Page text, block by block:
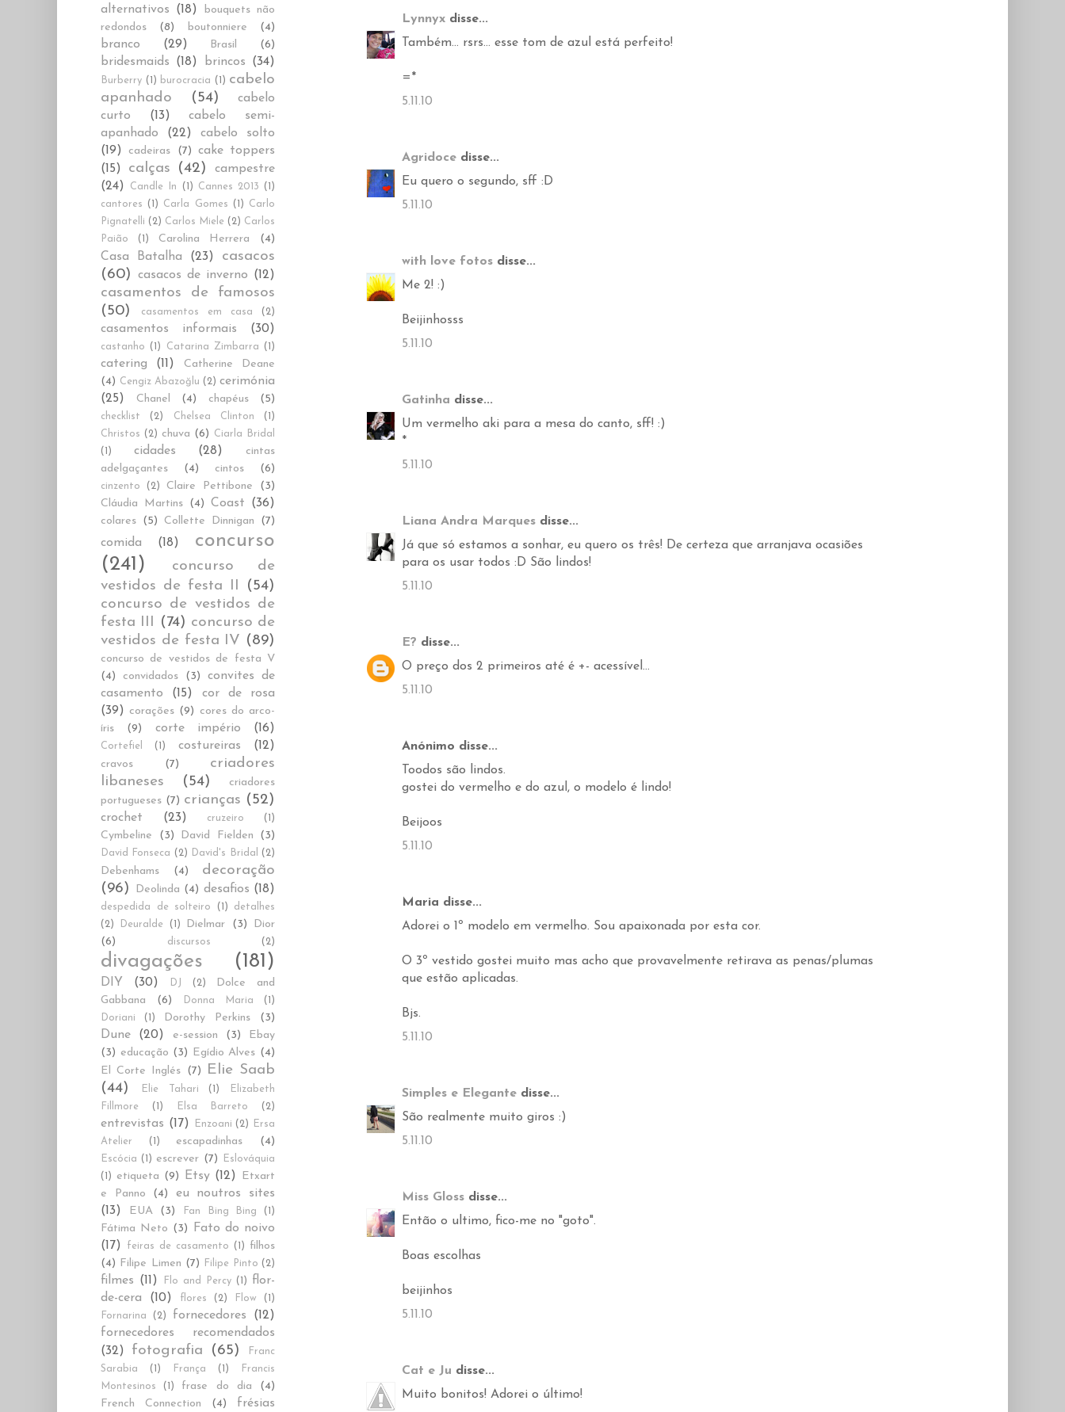
Lynnyx disse...
Também... rsrs... esse tom de azul está perfeito!
=*
5.11.10
Agridoce disse...
Eu quero o segundo, sff :D
5.11.10
with love fotos disse...
Me 2! :)
Beijinhosss
5.11.10
Gatinha disse...
Um vermelho aki para a mesa do canto, sff! :)
*
5.11.10
Liana Andra Marques disse...
Já que só estamos a sonhar, eu quero os três! De certeza que arranjava ocasiões
para os usar todos :D São lindos!
5.11.10
E? disse...
O preço dos 2 primeiros até é +- acessível...
5.11.10
Anónimo disse...
Toodos são lindos.
gostei do vermelho e do azul, o modelo é lindo!
Beijoos
5.11.10
Maria disse...
Adorei o 1º modelo em vermelho. Sou apaixonada por esta cor.
O 3º vestido gostei muito mas acho que provavelmente retirava as penas/plumas
que estão aplicadas.
Bjs.
5.11.10
Simples e Elegante disse...
São realmente muito giros :)
5.11.10
Miss Gloss disse...
Então o ultimo, fico-me no "goto".
Boas escolhas
beijinhos
5.11.10
Cat e Ju disse...
Muito bonitos! Adorei o último!
alternativos
(18)
bouquets não
redondos
(8) boutonniere (4)
branco (29) Brasil (6)
bridesmaids (18) brincos (34)
Burberry (1) burocracia (1) cabelo
apanhado
(54)
cabelo
curto
(13)
cabelo semi-
apanhado
(22)
cabelo solto
(19)
cadeiras (7) cake toppers
(15)
calças (42)
campestre
(24)
Candle In (1) Cannes 2013
(1)
cantores
(1) Carla Gomes (1)
Carlo
Pignatelli (2) Carlos Miele (2) Carlos
Paião
(1) Carolina Herrera (4)
Casa Batalha (23)
casacos
(60)
casacos de inverno (12)
casamentos de famosos
(50)
casamentos em casa (2)
casamentos informais (30)
castanho (1) Catarina Zimbarra (1)
catering (11)
Catherine Deane
(4) Cengiz Abazoğlu (2) cerimónia
(25)
Chanel (4) chapéus (5)
checklist (2) Chelsea Clinton
(1)
Christos (2) chuva (6)
Ciarla Bridal
(1)
cidades (28)
cintas
adelgaçantes
(4) cintos (6)
cinzento (2) Claire Pettibone
(3)
Cláudia Martins (4) Coast (36)
colares (5) Collette Dinnigan (7)
comida (18)
concurso
(241)
concurso de
vestidos de festa II
(54)
concurso de vestidos de
festa III
(74) concurso de
vestidos de festa IV (89)
concurso de vestidos de festa V
(4)
convidados (3)
convites de
casamento
(15)
cor de rosa
(39) corações (9) cores do arco-
íris
(9) corte império (16)
Cortefiel (1) costureiras (12)
cravos (7)
criadores
libaneses
(54)
criadores
portugueses (7) crianças (52)
crochet (23) cruzeiro (1)
Cymbeline (3) David Fielden (3)
David Fonseca (2) David's Bridal (2)
Debenhams (4)
decoração
(96)
Deolinda (4) desafios (18)
despedida de solteiro (1)
detalhes
(2)
Deuralde (1) Dielmar (3)
Dior
(6)
discursos (2)
divagações (181)
DIY (30) DJ (2)
Dolce and
Gabbana
(6) Donna Maria
(1)
Doriani
(1) Dorothy Perkins (3)
Dune (20) e-session (3)
Ebay
(3) educação (3) Egídio Alves (4)
El Corte Inglés (7)
Elie Saab
(44)
Elie Tahari (1)
Elizabeth
Fillmore
(1) Elsa Barreto (2)
entrevistas (17) Enzoani (2)
Ersa
Atelier
(1) escapadinhas (4)
Escócia (1) escrever (7)
Eslováquia
(1)
etiqueta (9) Etsy (12)
Etxart
e Panno
(4)
eu noutros sites
(13)
EUA (3) Fan Bing Bing (1)
Fátima Neto (3)
Fato do noivo
(17)
feiras de casamento (1)
filhos
(4) Filipe Limen (7) Filipe Pinto (2)
filmes (11) Flo and Percy (1)
flor-
de-cera
(10) flores (2) Flow
(1)
Fornarina
(2) fornecedores
(12)
fornecedores recomendados
(32)
fotografia (65)
Franc
Sarabia
(1) França (1)
Francis
Montesinos
(1) frase do dia
(4)
French Connection
(4) frésias